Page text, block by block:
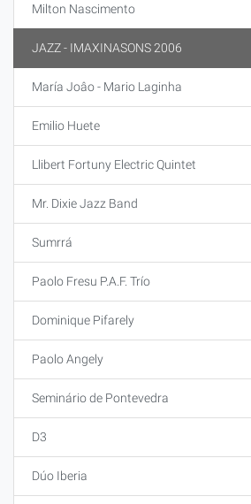
Milton Nascimento
JAZZ - IMAXINASONS 2006
María Joâo - Mario Laginha
Emilio Huete
Llibert Fortuny Electric Quintet
Mr. Dixie Jazz Band
Sumrrá
Paolo Fresu P.A.F. Trío
Dominique Pifarely
Paolo Angely
Seminário de Pontevedra
D3
Dúo Iberia